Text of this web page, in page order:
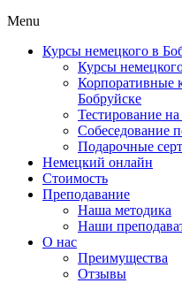
Menu
Курсы немецкого в
Курсы
Корпоративные
Бобруйске
Тестирование
Собеседование
Подарочные
Немецкий онлайн
Стоимость
Преподавание
Наша методика
Наши
О нас
Преимущества
Отзывы